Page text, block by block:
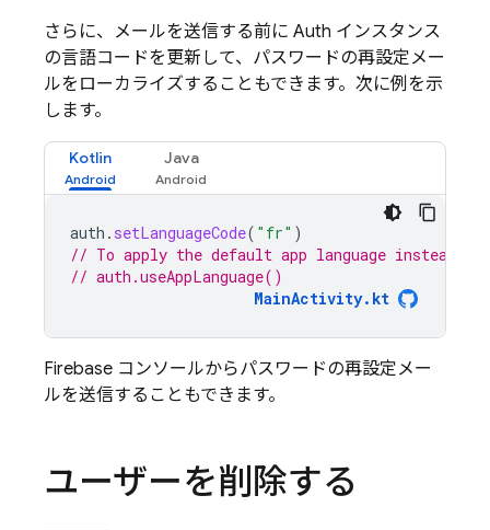
さらに、メールを送信する前に Auth インスタンス
の言語コードを更新して、パスワードの再設定メー
ルをローカライズすることもできます。次に例を示
します。
Kotlin Java
auth . setLanguageCode( "fr" )
// To apply the default app language
// auth.useAppLanguage()
MainActivity.kt
Firebase コンソールからパスワードの再設定メー
ルを送信することもできます。
ユーザーを削除する